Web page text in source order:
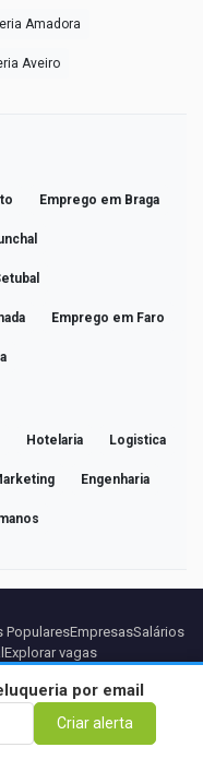
Amadora
Aveiro
Emprego em Braga
Emprego em Faro
Hotelaria Logistica
Engenharia
por email
Criar alerta
PopularesEmpresasSalários
Explorar vagas
Termos Premium
Contato
ESB84471838